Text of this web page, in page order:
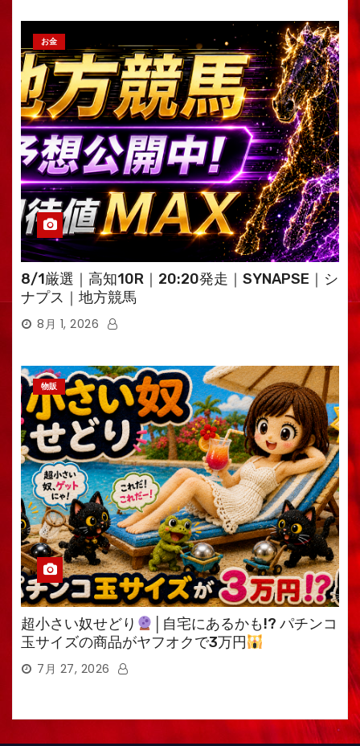
お金
8/1厳選｜高知10R｜20:20発走｜SYNAPSE｜シ
ナプス｜地方競馬
8月 1, 2026
物販
超小さい奴せどり
│自宅にあるかも!? パチンコ
玉サイズの商品がヤフオクで3万円
7月 27, 2026